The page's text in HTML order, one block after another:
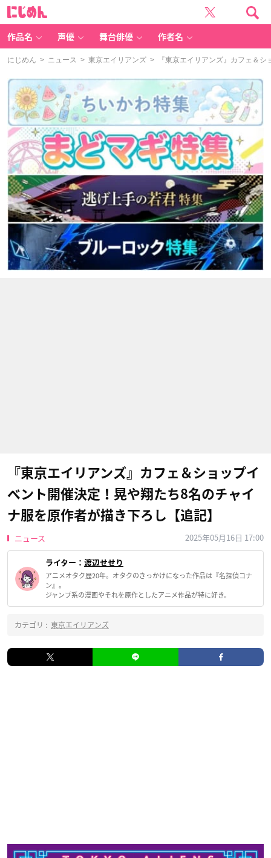
作品名 声優 舞台俳優 作者名
にじめん > ニュース > 東京エイリアンズ > 『東京エイリアンズ』カフェ＆シ
『東京エイリアンズ』カフェ＆ショップイ
ベント開催決定！晃や翔たち8名のチャイ
ナ服を原作者が描き下ろし【追記】
ニュース 2025年05月16日 17:00
ライター： 渡辺せせり
アニメオタク歴20年。オタクのきっかけになった作品は『名探偵コナ
ン』。
ジャンプ系の漫画やそれを原作としたアニメ作品が特に好き。
カテゴリ : 東京エイリアンズ